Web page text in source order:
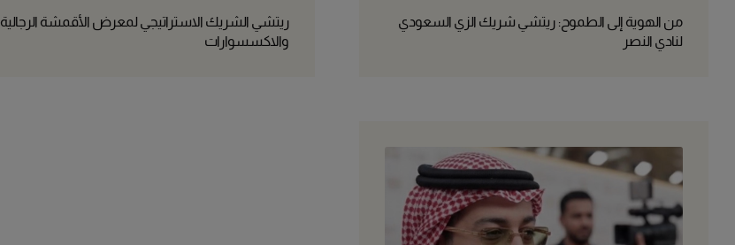
من الهوية إلى الطموح: ريتشي شريك الزي السعودي
لنادي النصر
ريتشي الشريك الاستراتيجي لمعرض الأقمشة الرجالية
والاكسسوارات